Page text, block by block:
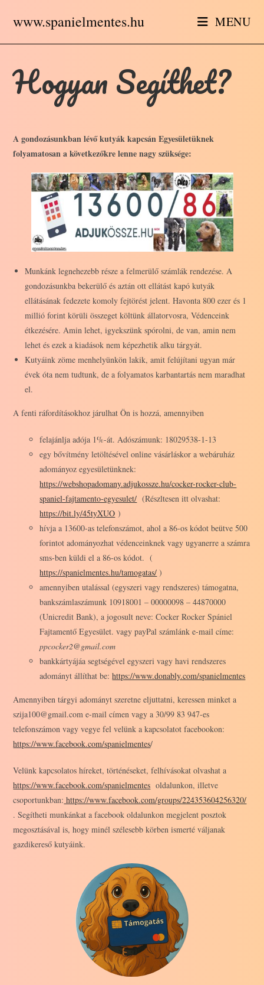
www.spanielmentes.hu MENU
Hogyan Segíthet?
A gondozásunkban lévő kutyák kapcsán Egyesületüknek
folyamatosan a következőkre lenne nagy szüksége:
Munkánk legnehezebb része a felmerülő számlák rendezése. A
gondozásunkba bekerülő és aztán ott ellátást kapó kutyák
ellátásának fedezete komoly fejtörést jelent. Havonta 800 ezer és 1
millió forint körüli összeget költünk állatorvosra, Védenceink
étkezésére. Amin lehet, igyekszünk spórolni, de van, amin nem
lehet és ezek a kiadások nem képezhetik alku tárgyát.
Kutyáink zöme menhelyünkön lakik, amit felújítani ugyan már
évek óta nem tudtunk, de a folyamatos karbantartás nem maradhat
el.
A fenti ráfordításokhoz járulhat Ön is hozzá, amennyiben
felajánlja adója 1%-át. Adószámunk: 18029538-1-13
egy bővítmény letöltésével online vásárláskor a webáruház
adományoz egyesületünknek:
https://webshopadomany.adjukossze.hu/cocker-rocker-club-
spaniel-fajtamento-egyesulet/ (Részltesen itt olvashat:
https://bit.ly/45tyXUO )
hívja a 13600-as telefonszámot, ahol a 86-os kódot beütve 500
forintot adományozhat védenceinknek vagy ugyanerre a számra
sms-ben küldi el a 86-os kódot. (
https://spanielmentes.hu/tamogatas/ )
amennyiben utalással (egyszeri vagy rendszeres) támogatna,
bankszámlaszámunk 10918001 – 00000098 – 44870000
(Unicredit Bank), a jogosult neve: Cocker Rocker Spániel
Fajtamentő Egyesület. vagy payPal számlánk e-mail címe:
ppcocker2@gmail.com
bankkártyájáa segtségével egyszeri vagy havi rendszeres
adományt állíthat be:https://www.donably.com/spanielmentes
Amennyiben tárgyi adományt szeretne eljuttatni, keressen minket a
szija100@gmail.com e-mail címen vagy a 30/99 83 947-es
telefonszámon vagy vegye fel velünk a kapcsolatot facebookon:
https://www.facebook.com/spanielmentes/
Velünk kapcsolatos híreket, történéseket, felhívásokat olvashat a
https://www.facebook.com/spanielmentes oldalunkon, illetve
csoportunkban: https://www.facebook.com/groups/224353604256320/
. Segítheti munkánkat a facebook oldalunkon megjelent posztok
megosztásával is, hogy minél szélesebb körben ismerté váljanak
gazdikereső kutyáink.